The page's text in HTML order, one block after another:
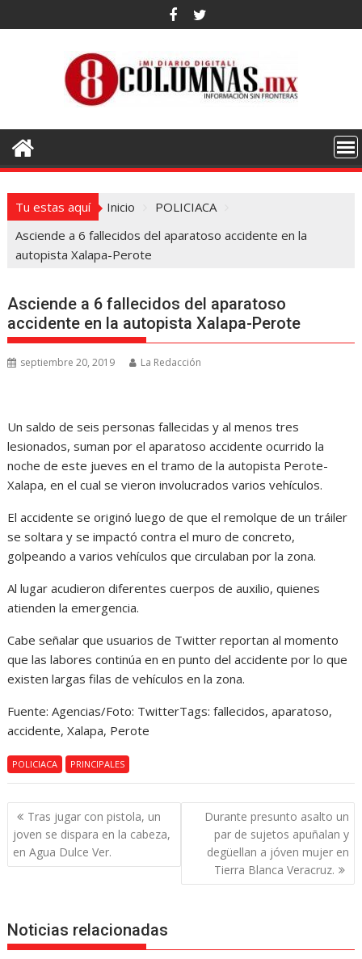
al
Tu estas aquí Inicio
POLICIACA
Asciende a 6 fallecidos del aparatoso accidente en la
autopista Xalapa-Perote
Asciende a 6 fallecidos del aparatoso
accidente en la autopista Xalapa-Perote
septiembre 20, 2019 La Redacción
Un saldo de seis personas fallecidas y al menos tres
lesionados, suman por el aparatoso accidente ocurrido la
noche de este jueves en el tramo de la autopista Perote-
Xalapa, en el cual se vieron involucrados varios vehículos.
El accidente se originó luego de que el remolque de un tráiler
se soltara y se impactó contra el muro de concreto,
golpeando a varios vehículos que circulaban por la zona.
Al lugar acudieron diferentes cuerpos de auxilio, quienes
atienden la emergencia.
Cabe señalar que usuarios de Twitter reportan al momento
que las labores continúa en en punto del accidente por lo que
existen largas filas de vehículos en la zona.
Fuente: Agencias/Foto: TwitterTags: fallecidos, aparatoso,
accidente, Xalapa, Perote
POLICIACA PRINCIPALES
Navegación
de
entradas
Tras jugar con pistola, un
joven se dispara en la cabeza,
en Agua Dulce Ver.
Durante presunto asalto un
par de sujetos apuñalan y
degüellan a jóven mujer en
Tierra Blanca Veracruz.
Noticias relacionadas